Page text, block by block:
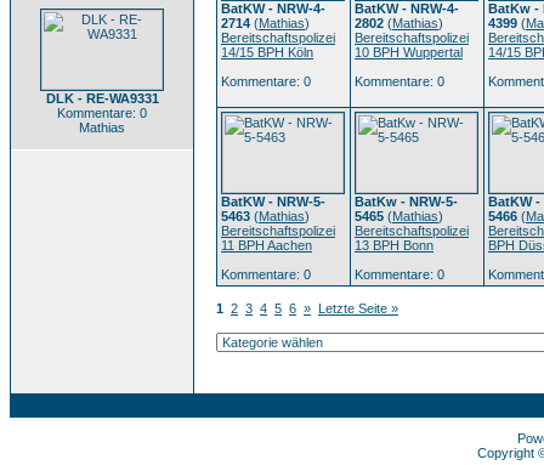
DLK - RE-WA9331
Kommentare: 0
Mathias
BatKW - NRW-4-
2714 (Mathias)
Bereitschaftspolizei
14/15 BPH Köln
Kommentare: 0
BatKW - NRW-4-
2802 (Mathias)
Bereitschaftspolizei
10 BPH Wuppertal
Kommentare: 0
BatKw -
4399 (
14/15
BatKW - NRW-5-
5463 (Mathias)
Bereitschaftspolizei
11 BPH Aachen
Kommentare: 0
BatKw - NRW-5-
5465 (Mathias)
Bereitschaftspolizei
13 BPH Bonn
Kommentare: 0
BatKW -
5466 (
BPH
1 2 3 4 5 6 » Letzte Seite »
Copyright